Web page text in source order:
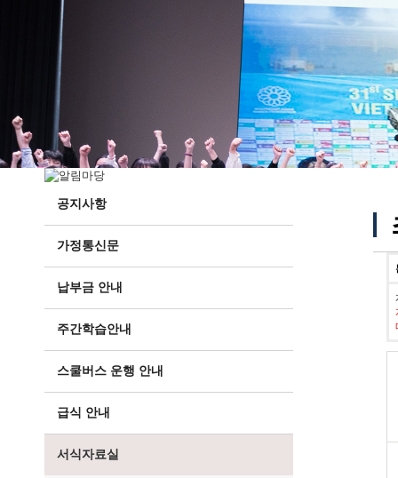
학교 CI
교직원현황
학생현황
위치/전화
전경사진
공지사항
가정통신문
납부금 안내
주간학습안내
스쿨버스 운행 안내
급식 안내
서식자료실